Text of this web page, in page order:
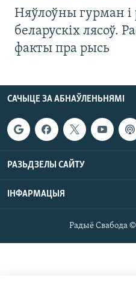
Няўлоўны гурман
беларускіх лясоў.
факты пра рысь
САЧЫЦЕ ЗА АБНАЎЛЕНЬНЯМІ
РАЗЬДЗЕЛЫ САЙТУ
ІНФАРМАЦЫЯ
Радыё Свабода